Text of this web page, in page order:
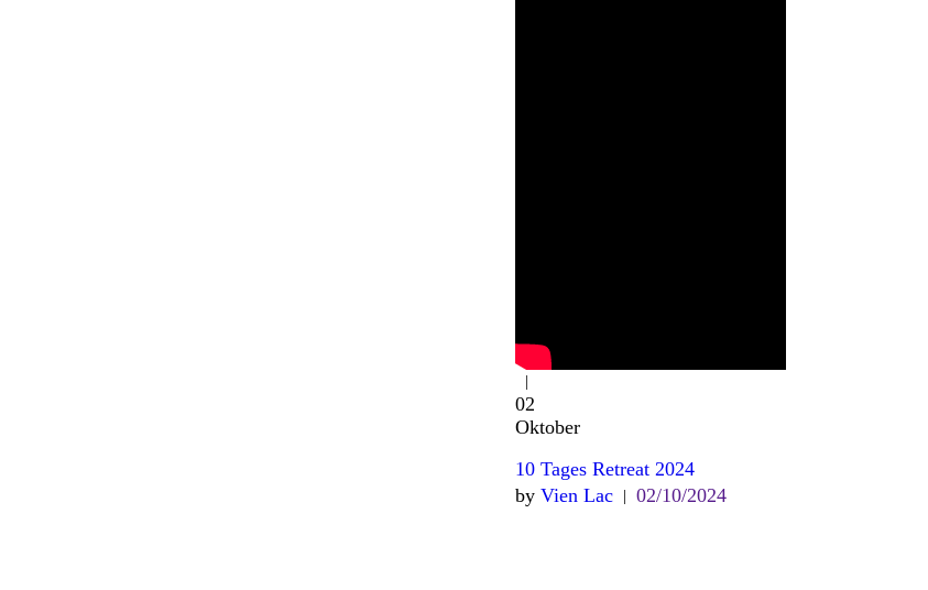
02
Oktober
10 Tages Retreat 2024
by Vien Lac 02/10/2024